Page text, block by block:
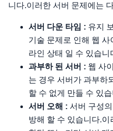
니다.이러한 서버 문제에는
서버 다운 타임 : 유지
기술 문제로 인해 웹
라인 상태 일 수 있습니
과부하 된 서버 : 웹 사
는 경우 서버가 과부하
할 수 없게 만들 수 있
서버 오해 : 서버 구성
방해 할 수 있습니다.